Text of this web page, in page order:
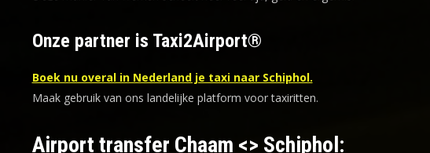
Onze partner is Taxi2Airport®
Boek nu overal in Nederland je taxi naar Schiphol.
Maak gebruik van ons landelijke platform voor taxiritten.
Airport transfer Chaam <> Schiphol: